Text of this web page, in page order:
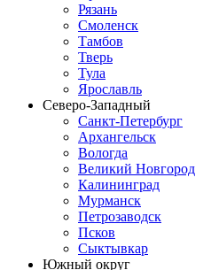
Рязань
Смоленск
Тамбов
Тверь
Тула
Ярославль
Северо-Западный
Санкт-Петербург
Архангельск
Вологда
Великий Новгород
Калининград
Мурманск
Петрозаводск
Псков
Сыктывкар
Южный округ